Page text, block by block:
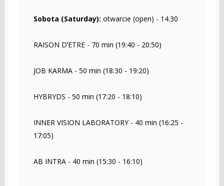
Sobota (Saturday): otwarcie (open) - 14.30
RAISON DʼETRE - 70 min (19:40 - 20:50)
JOB KARMA - 50 min (18:30 - 19:20)
HYBRYDS - 50 min (17:20 - 18:10)
INNER VISION LABORATORY - 40 min (16:25 -
17:05)
AB INTRA - 40 min (15:30 - 16:10)